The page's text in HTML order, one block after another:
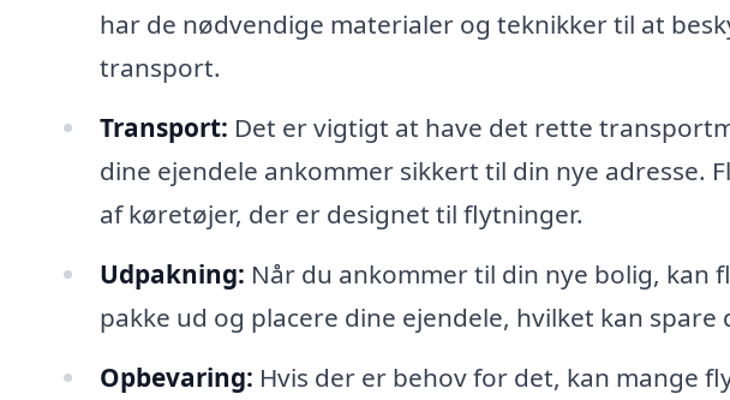
har de nødvendige materialer og teknikker til at
transport.
Transport: Det er vigtigt at have det rette
dine ejendele ankommer sikkert til din nye adresse.
af køretøjer, der er designet til flytninger.
Udpakning: Når du ankommer til din nye bolig,
pakke ud og placere dine ejendele, hvilket kan
Opbevaring: Hvis der er behov for det, kan mange